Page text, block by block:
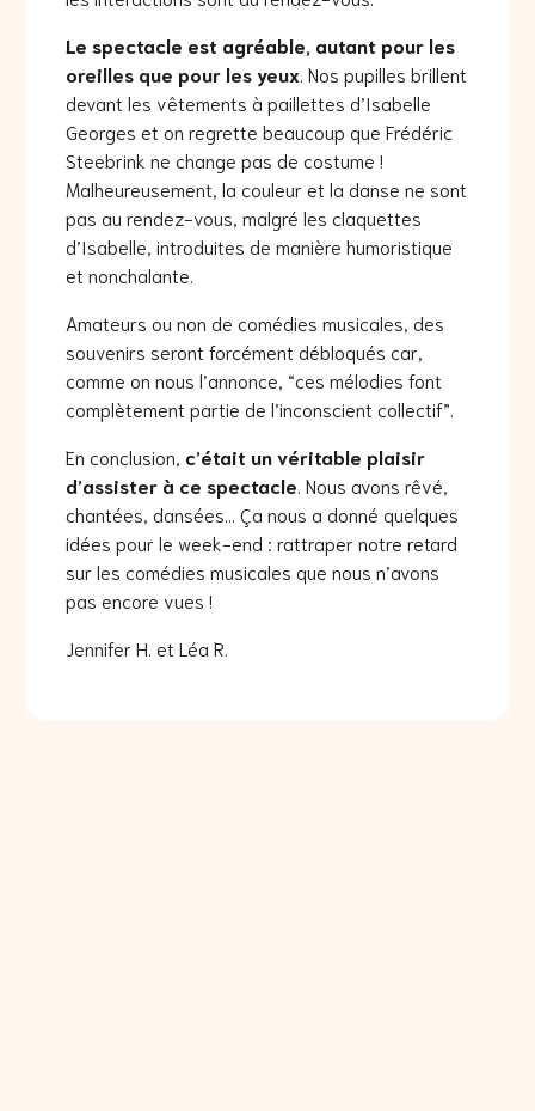
Le spectacle est agréable, autant pour les
oreilles que pour les yeux . Nos pupilles brillent
devant les vêtements à paillettes d’Isabelle
Georges et on regrette beaucoup que Frédéric
Steebrink ne change pas de costume !
Malheureusement, la couleur et la danse ne sont
pas au rendez-vous, malgré les claquettes
d’Isabelle, introduites de manière humoristique
et nonchalante.
Amateurs ou non de comédies musicales, des
souvenirs seront forcément débloqués car,
comme on nous l’annonce, “ces mélodies font
complètement partie de l’inconscient collectif”.
En conclusion, c’était un véritable plaisir
d’assister à ce spectacle . Nous avons rêvé,
chantées, dansées… Ça nous a donné quelques
idées pour le week-end : rattraper notre retard
sur les comédies musicales que nous n’avons
pas encore vues !
Jennifer H. et Léa R.